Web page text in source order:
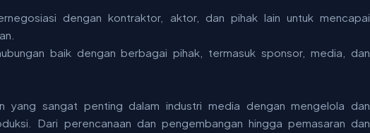
dengan kontraktor, aktor, dan pihak lain untuk mencapai
baik dengan berbagai pihak, termasuk sponsor, media, dan
yang sangat penting dalam industri media dengan mengelola dan
Dari perencanaan dan pengembangan hingga pemasaran dan